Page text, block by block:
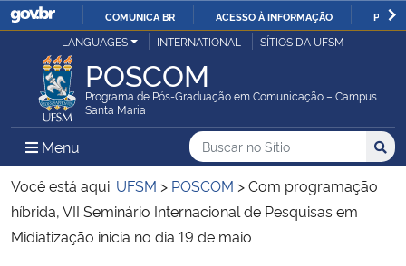
IR
PARA
O
COMUNICA BR ACESSO À INFORMAÇÃO
Ministério da Justiça e Segurança Pública
Ministério da Defesa
Ministério das Relações Exteriores
Ministério da Economia
LANGUAGES INTERNATIONAL SÍTIOS DA UFSM
POSCOM
Programa de Pós-Graduação em Comunicação – Campus
Santa Maria
Menu Menu Principal do Sítio
Busca
Buscar no no Sítio
Busca:
Você está aqui: UFSM > POSCOM >Com programação
híbrida, VII Seminário Internacional de Pesquisas em
Midiatização inicia no dia 19 de maio